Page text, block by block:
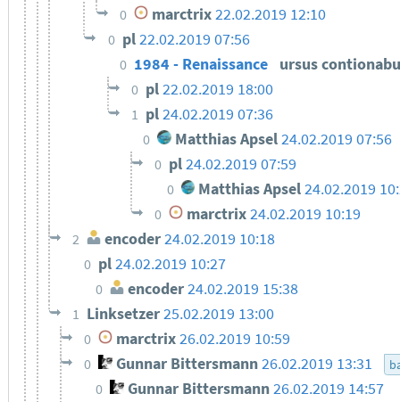
0 marctrix 22.02.2019 12:10
0 pl22.02.2019 07:56
0 1984 - Renaissance ursus
0 pl22.02.2019 18:00
1 pl24.02.2019 07:36
0 Matthias Apsel24.02.2019 07:56
0 pl24.02.2019 07:59
0 Matthias Apsel24.02.2019
0 marctrix24.02.2019 10:19
2 encoder24.02.2019 10:18
0 pl24.02.2019 10:27
0 encoder24.02.2019 15:38
1 Linksetzer25.02.2019 13:00
0 marctrix26.02.2019 10:59
0 Gunnar Bittersmann26.02.2019 13:31
0 Gunnar Bittersmann26.02.2019 14:57